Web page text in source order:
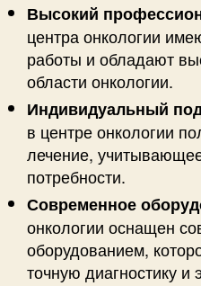
Высокий
центра онкологии
работы и обладают
области онкологии.
Индивидуальный
в центре онкологии
лечение,
потребности.
Современное
онкологии оснащен
оборудованием,
точную диагностику